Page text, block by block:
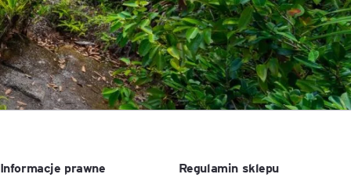
Audyt wewnętrzny – studia
podyplomowe
Master of Business
Administration w Dąbrowie
Górniczej
Projektami
Tempo Menedżera – znajdź
własne tempo
Informacje prawne Regulamin sklepu